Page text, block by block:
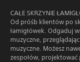
CAŁE SKRZYNIE
Od próśb klientów po
łamigłówek. Odgaduj
muzyczne,
muzyczne. Możesz
zespołów,